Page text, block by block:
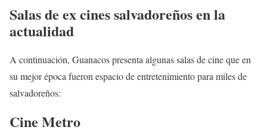
Salas de ex cines salvadoreños en la
actualidad
A continuación, Guanacos presenta algunas salas de cine que en
su mejor época fueron espacio de entretenimiento para miles de
salvadoreños:
Cine Metro